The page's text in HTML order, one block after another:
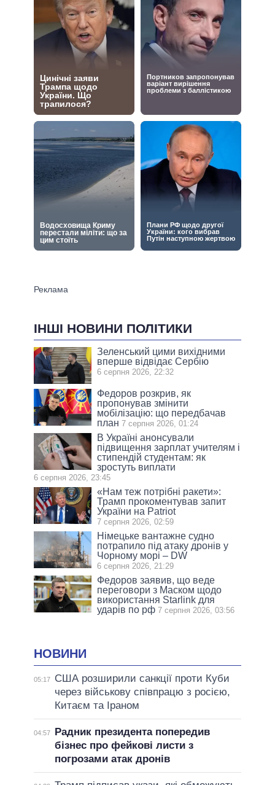
ІНШІ НОВИНИ ПОЛІТИКИ
Зеленський цими вихідними
вперше відвідає Сербію
6 серпня 2026, 22:32
Федоров розкрив, як
пропонував змінити
мобілізацію: що передбачав
план 7 серпня 2026, 01:24
В Україні анонсували
підвищення зарплат учителям і
стипендій студентам: як
зростуть виплати
6 серпня 2026, 23:45
«Нам теж потрібні ракети»:
Трамп прокоментував запит
України на Patriot
7 серпня 2026, 02:59
Німецьке вантажне судно
потрапило під атаку дронів у
Чорному морі – DW
6 серпня 2026, 21:29
Федоров заявив, що веде
переговори з Маском щодо
використання Starlink для
ударів по рф 7 серпня 2026, 03:56
НОВИНИ
05:17
США розширили санкції проти Куби
через військову співпрацю з росією,
Китаєм та Іраном
04:57
Радник президента попередив
бізнес про фейкові листи з
погрозами атак дронів